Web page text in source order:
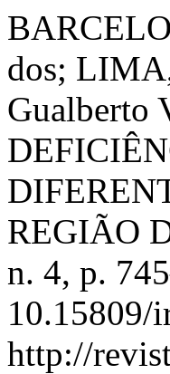
dos;
Gualberto
REGIÃO
n. 4, p.
10.15809/
http://